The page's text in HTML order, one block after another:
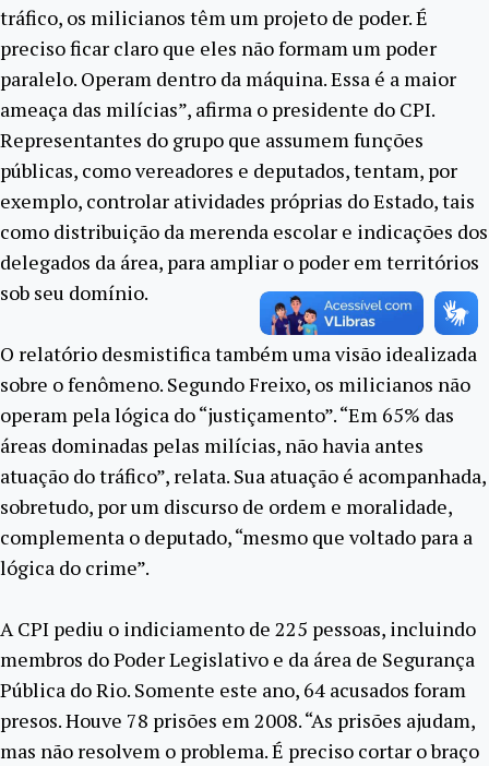
tráfico, os milicianos têm um projeto de poder. É
preciso ficar claro que eles não formam um poder
paralelo. Operam dentro da máquina. Essa é a maior
ameaça das milícias”, afirma o presidente do CPI.
Representantes do grupo que assumem funções
públicas, como vereadores e deputados, tentam, por
exemplo, controlar atividades próprias do Estado, tais
como distribuição da merenda escolar e indicações dos
delegados da área, para ampliar o poder em territórios
sob seu domínio.
O relatório desmistifica também uma visão idealizada
sobre o fenômeno. Segundo Freixo, os milicianos não
operam pela lógica do “justiçamento”. “Em 65% das
áreas dominadas pelas milícias, não havia antes
atuação do tráfico”, relata. Sua atuação é acompanhada,
sobretudo, por um discurso de ordem e moralidade,
complementa o deputado, “mesmo que voltado para a
lógica do crime”.
A CPI pediu o indiciamento de 225 pessoas, incluindo
membros do Poder Legislativo e da área de Segurança
Pública do Rio. Somente este ano, 64 acusados foram
presos. Houve 78 prisões em 2008. “As prisões ajudam,
mas não resolvem o problema. É preciso cortar o braço